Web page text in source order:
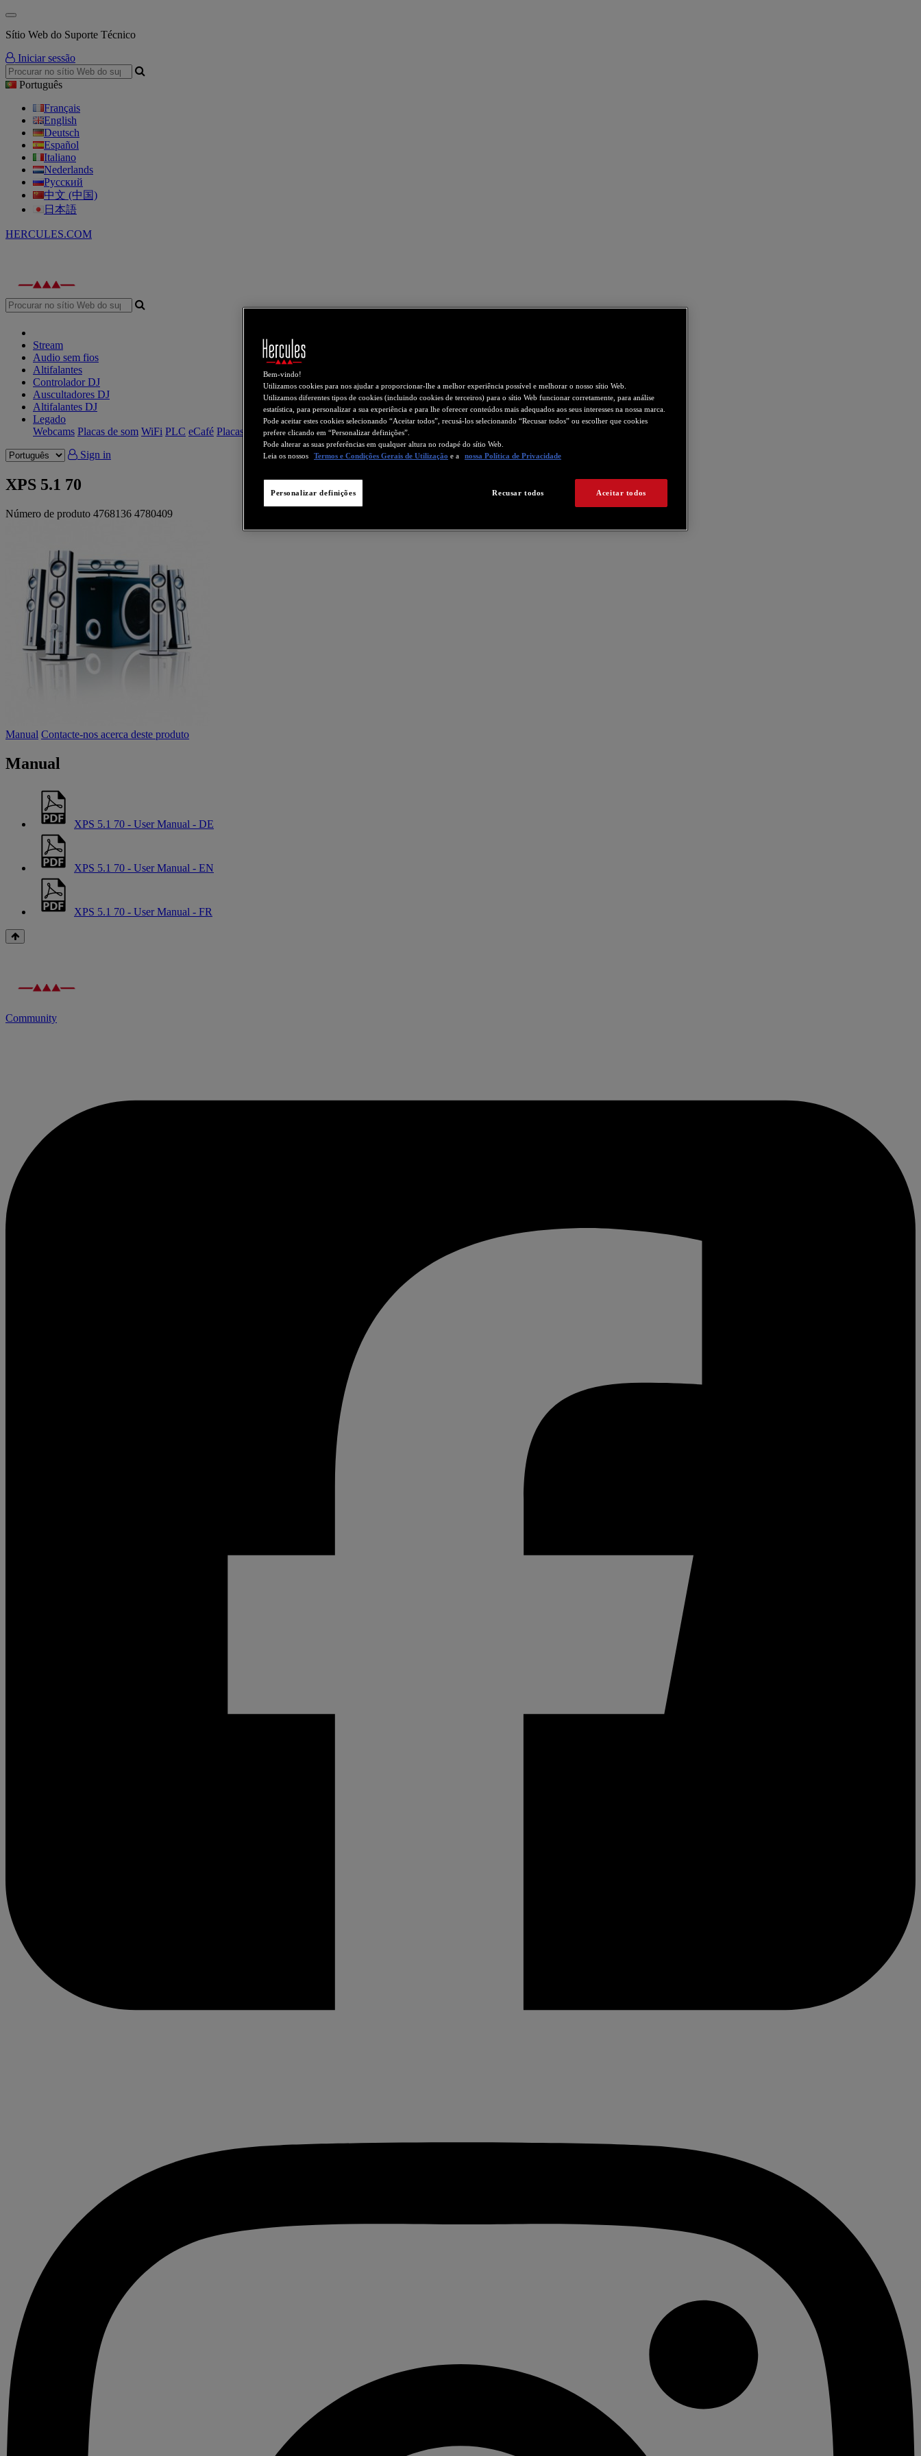
Sítio Web do Suporte Técnico
Iniciar sessão
Português
Français
English
Deutsch
Español
Italiano
Nederlands
Русский
中文 (中国)
日本語
HERCULES.COM
Stream
Audio sem fios
Altifalantes
Controlador DJ
Auscultadores DJ
Altifalantes DJ
Legado
Webcams Placas de som WiFi PLC eCafé Placas de vídeo
Sign in
XPS 5.1 70
Número de produto 4768136 4780409
Manual Contacte-nos acerca deste produto
Manual
XPS 5.1 70 - User Manual - DE
XPS 5.1 70 - User Manual - EN
XPS 5.1 70 - User Manual - FR
Community
Bem-vindo!
Utilizamos cookies para nos ajudar a proporcionar-lhe a melhor experiência possível e melhorar o nosso sítio Web.
Utilizamos diferentes tipos de cookies (incluindo cookies de terceiros) para o sítio Web funcionar corretamente, para análise
estatística, para personalizar a sua experiência e para lhe oferecer conteúdos mais adequados aos seus interesses na nossa marca.
Pode aceitar estes cookies selecionando “Aceitar todos”, recusá-los selecionando “Recusar todos” ou escolher que cookies
prefere clicando em “Personalizar definições”.
Pode alterar as suas preferências em qualquer altura no rodapé do sítio Web.
Leia os nossos
Termos e Condições Gerais de Utilização e a nossa Política de Privacidade
Recusar todos Aceitar todos
Personalizar definições